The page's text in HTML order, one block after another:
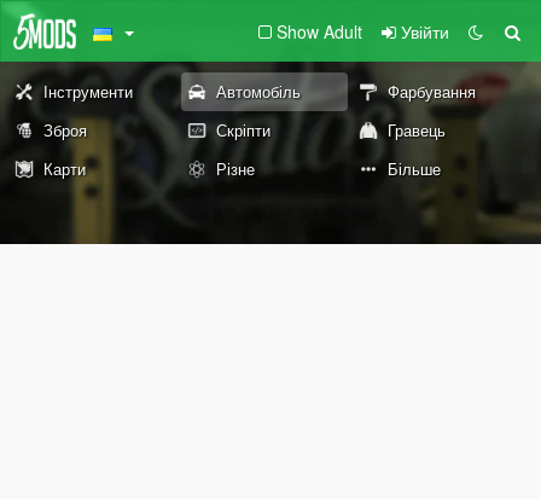
Show Adult Увійти
Інструменти Автомобіль
Фарбування
Зброя
Скріпти
Гравець
Карти
Різне Більше